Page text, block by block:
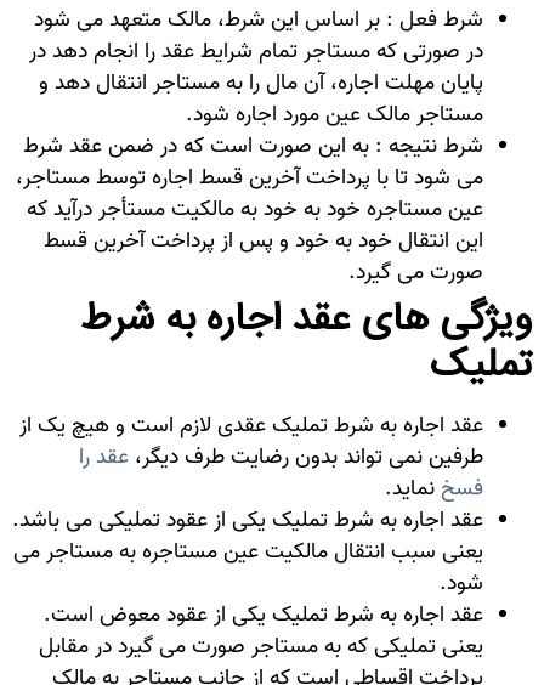
شرط فعل : بر اساس این شرط، مالک متعهد می شود
در صورتی که مستاجر تمام شرایط عقد را انجام دهد در
پایان مهلت اجاره، آن مال را به مستاجر انتقال دهد و
مستاجر مالک عین مورد اجاره شود.
شرط نتیجه : به این صورت است که در ضمن عقد شرط
می ‌شود تا با پرداخت آخرین قسط اجاره توسط مستاجر،
عین مستاجره خود به خود به مالکیت مستأجر درآید که
این انتقال خود به خود و پس از پرداخت آخرین قسط
صورت می گیرد.
ویژگی های عقد اجاره به شرط
تملیک
عقد اجاره به شرط تملیک عقدی لازم است و هیچ یک از
طرفین نمی تواند بدون رضایت طرف دیگر، عقد را
فسخ نماید.
عقد اجاره به شرط تملیک یکی از عقود تملیکی می باشد.
یعنی سبب انتقال مالکیت عین مستاجره به مستاجر می
شود.
عقد اجاره به شرط تملیک یکی از عقود معوض است.
یعنی تملیکی که به مستاجر صورت می ‌گیرد در مقابل
پرداخت اقساطی است که از جانب مستاجر به مالک